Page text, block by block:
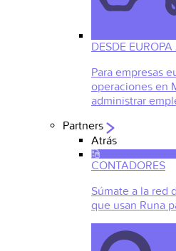
DESDE
Para empresas
operaciones en
administrar
Partners
Atrás
CONTADORES
Súmate a la red
que usan Runa